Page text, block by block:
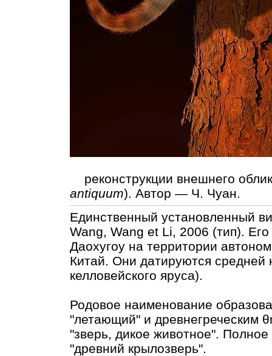
реконструкции внешнего
antiquum). Автор — Ч. Чуан.
Единственный установленный
Wang, Wang et Li, 2006 (тип).
Даохугоу на территории
Китай. Они датируются
келловейского яруса).
Родовое наименование
"летающий" и древнегреческим
"зверь, дикое животное".
"древний крылозверь".